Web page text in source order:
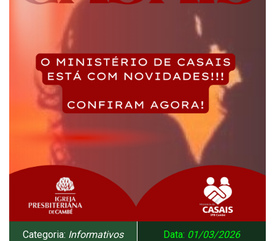
Categoria: Informativos Data: 01/03/2026